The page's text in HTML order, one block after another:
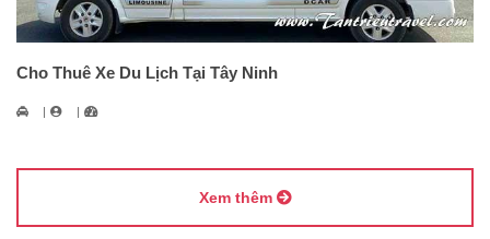
Cho Thuê Xe Du Lịch Tại Tây Ninh
Xem thêm